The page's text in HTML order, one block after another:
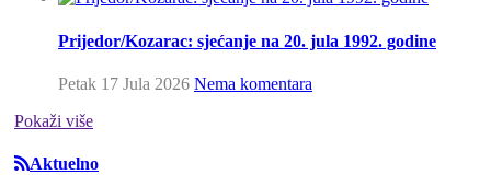
Prijedor/Kozarac: sjećanje na 20. jula 1992. godine
Petak 17 Jula 2026 Nema komentara
Pokaži više
Aktuelno